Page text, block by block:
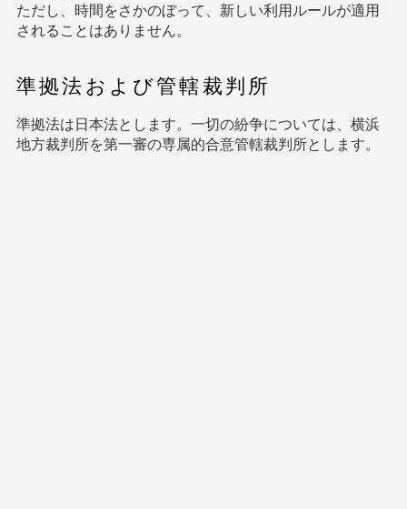
ただし、時間をさかのぼって、新しい利用ルールが適用
されることはありません。
準拠法および管轄裁判所
準拠法は日本法とします。一切の紛争については、横浜
地方裁判所を第一審の専属的合意管轄裁判所とします。